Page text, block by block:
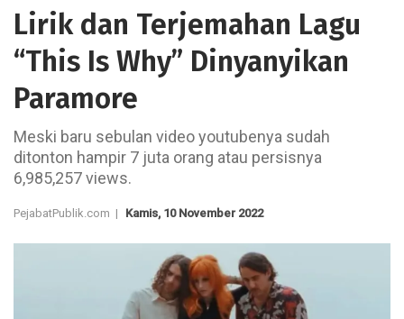
Lirik dan Terjemahan Lagu
“This Is Why” Dinyanyikan
Paramore
Meski baru sebulan video youtubenya sudah
ditonton hampir 7 juta orang atau persisnya
6,985,257 views.
PejabatPublik.com | Kamis, 10 November 2022